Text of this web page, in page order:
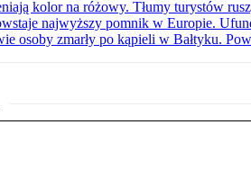
kolor na różowy. Tłumy turystów
najwyższy pomnik w Europie.
osoby zmarły po kąpieli w Bałtyku.